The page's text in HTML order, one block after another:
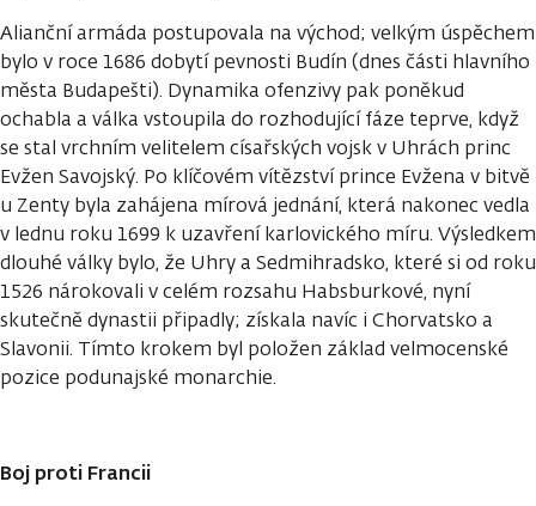
Alianční armáda postupovala na východ; velkým úspěchem
bylo v roce 1686 dobytí pevnosti Budín (dnes části hlavního
města Budapešti). Dynamika ofenzivy pak poněkud
ochabla a válka vstoupila do rozhodující fáze teprve, když
se stal vrchním velitelem císařských vojsk v Uhrách princ
Evžen Savojský. Po klíčovém vítězství prince Evžena v bitvě
u Zenty byla zahájena mírová jednání, která nakonec vedla
v lednu roku 1699 k uzavření karlovického míru. Výsledkem
dlouhé války bylo, že Uhry a Sedmihradsko, které si od roku
1526 nárokovali v celém rozsahu Habsburkové, nyní
skutečně dynastii připadly; získala navíc i Chorvatsko a
Slavonii. Tímto krokem byl položen základ velmocenské
pozice podunajské monarchie.
Boj proti Francii